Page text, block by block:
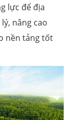
lực để địa
nâng cao
nền tảng tốt